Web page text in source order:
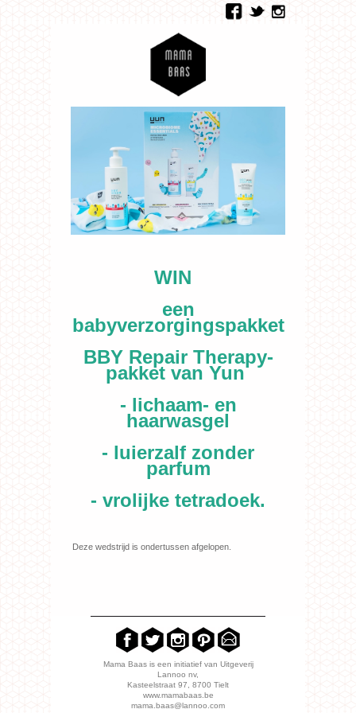
WIN
een
babyverzorgingspakket
BBY Repair Therapy-
pakket van Yun
- lichaam- en
haarwasgel
- luierzalf zonder
parfum
- vrolijke tetradoek.
Deze wedstrijd is ondertussen afgelopen.
Mama Baas is een initiatief van Uitgeverij
Lannoo nv,
Kasteelstraat 97, 8700 Tielt
www.mamabaas.be
mama.baas@lannoo.com